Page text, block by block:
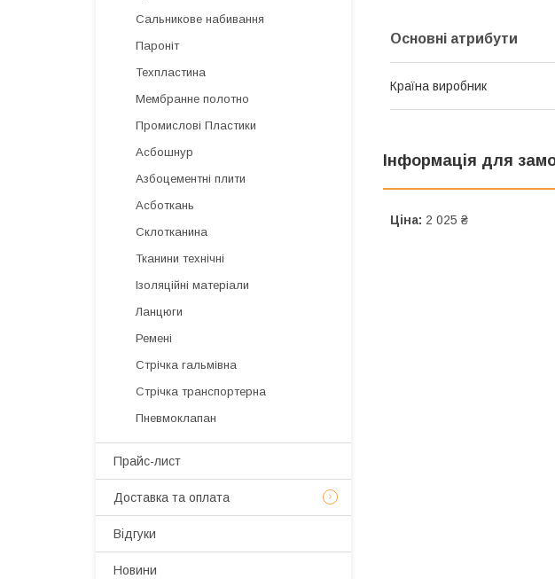
Основні атрибути
Країна виробник
Інформація для
Ціна: 2 025 ₴
Сальникове набивання
Пароніт
Техпластина
Мембранне полотно
Промислові Пластики
Асбошнур
Азбоцементні плити
Асботкань
Склотканина
Тканини технічні
Ізоляційні матеріали
Ланцюги
Ремені
Стрічка гальмівна
Стрічка транспортерна
Пневмоклапан
Прайс-лист
Доставка та оплата
Відгуки
Новини